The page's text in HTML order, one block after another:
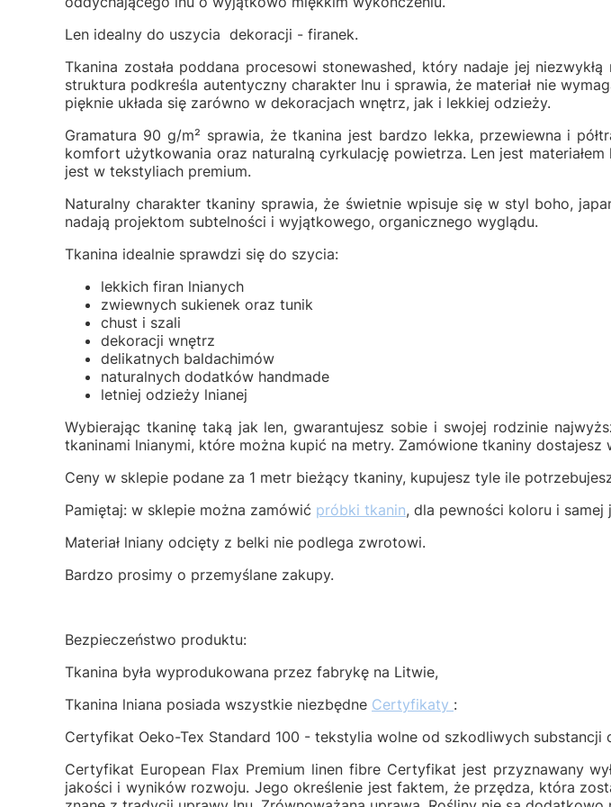
Len idealny do uszycia dekoracji - firanek.
Tkanina została poddana procesowi stonewashed, który nadaje jej
struktura podkreśla autentyczny charakter lnu i sprawia, że materiał nie
pięknie układa się zarówno w dekoracjach wnętrz, jak i lekkiej odzieży.
Gramatura 90 g/m² sprawia, że tkanina jest bardzo lekka, przewiewna i
komfort użytkowania oraz naturalną cyrkulację powietrza. Len jest
jest w tekstyliach premium.
Naturalny charakter tkaniny sprawia, że świetnie wpisuje się w styl boho,
nadają projektom subtelności i wyjątkowego, organicznego wyglądu.
Tkanina idealnie sprawdzi się do szycia:
lekkich firan lnianych
zwiewnych sukienek oraz tunik
chust i szali
dekoracji wnętrz
delikatnych baldachimów
naturalnych dodatków handmade
letniej odzieży lnianej
Wybierając tkaninę taką jak len, gwarantujesz sobie i swojej rodzinie
tkaninami lnianymi, które można kupić na metry. Zamówione tkaniny dostajesz
Ceny w sklepie podane za 1 metr bieżący tkaniny, kupujesz tyle ile
Pamiętaj: w sklepie można zamówić próbki tkanin, dla pewności koloru i samej
Materiał lniany odcięty z belki nie podlega zwrotowi.
Bardzo prosimy o przemyślane zakupy.
Bezpieczeństwo produktu:
Tkanina była wyprodukowana przez fabrykę na Litwie,
Tkanina lniana posiada wszystkie niezbędne Certyfikaty :
Certyfikat Oeko-Tex Standard 100 - tekstylia wolne od szkodliwych substancji
Certyfikat European Flax Premium linen fibre Certyfikat jest przyznawany
jakości i wyników rozwoju. Jego określenie jest faktem, że przędza, która